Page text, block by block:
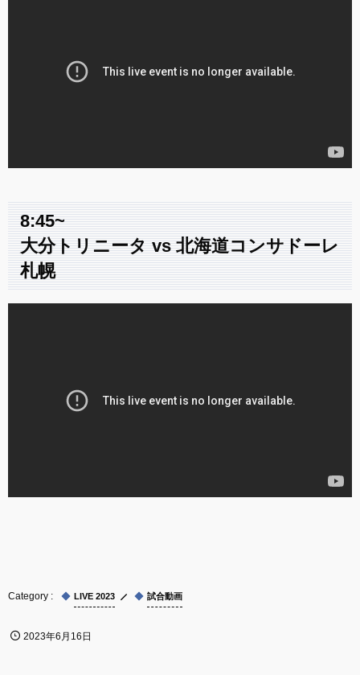
8:45~
大分トリニータ vs 北海道コンサドーレ
札幌
LIVE 2023 試合動画
2023年6月16日